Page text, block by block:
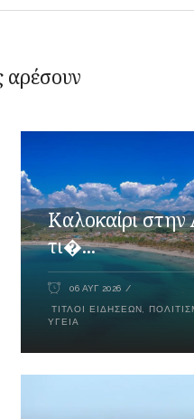
αρέσουν
Καλοκαίρι
τι�...
06 ΑΥΓ 2026
ΤΊΤΛΟΙ ΕΙΔΉΣΕΩΝ
ΥΓΕΊΑ